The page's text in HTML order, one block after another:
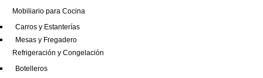
Mobiliario para Cocina
Carros y Estanterías
Mesas y Fregadero
Refrigeración y Congelación
Botelleros